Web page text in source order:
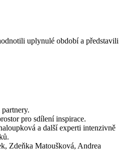
uplynulé období a představili
pro sdílení inspirace.
a další experti intenzivně
Zdeňka Matoušková, Andrea